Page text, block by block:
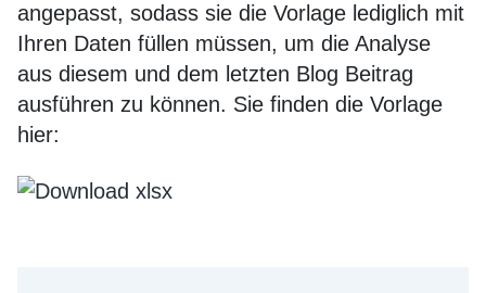
angepasst, sodass sie die Vorlage lediglich mit
Ihren Daten füllen müssen, um die Analyse
aus diesem und dem letzten Blog Beitrag
ausführen zu können. Sie finden die Vorlage
hier: